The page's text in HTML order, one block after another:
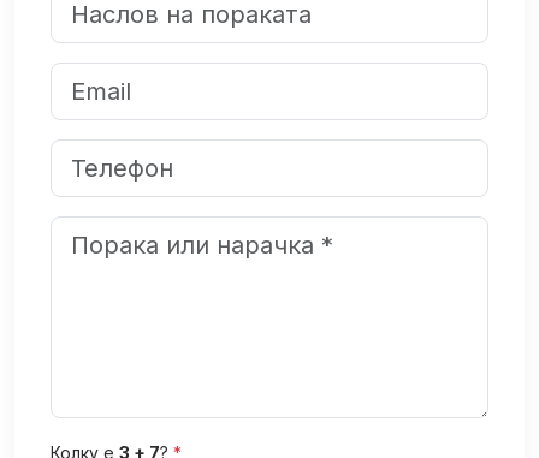
Колку е 3 + 7? *